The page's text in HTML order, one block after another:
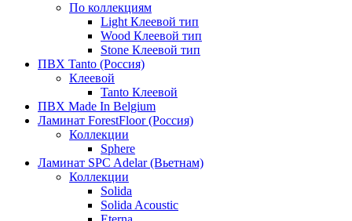
По коллекциям
Light Клеевой тип
Wood Клеевой тип
Stone Клеевой тип
ПВХ Tanto (Россия)
Клеевой
Tanto Клеевой
ПВХ Made In Belgium
Ламинат ForestFloor (Россия)
Коллекции
Sphere
Ламинат SPC Adelar (Вьетнам)
Коллекции
Solida
Solida Acoustic